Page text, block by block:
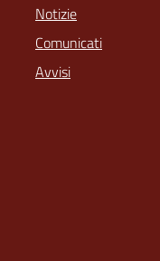
Notizie
Comunicati
Avvisi